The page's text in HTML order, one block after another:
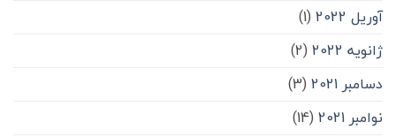
آوریل 2022
(1)
ژانویه 2022
(2)
دسامبر 2021
(3)
نوامبر 2021
(14)